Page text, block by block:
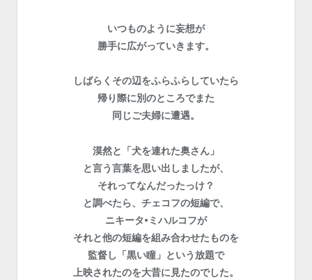
いつものように妄想が
勝手に広がっていきます。
しばらくその辺をふらふらしていたら
帰り際に別のところでまた
同じご夫婦に遭遇。
漠然と「犬を連れた奥さん」
と言う言葉を思い出しましたが、
それってなんだったっけ？
と調べたら、 チェコフの短編で、
ニキータ•ミハルコフが
それと他の短編を組み合わせたものを
監督し「黒い瞳」という放題で
上映されたのを大昔に見たのでした。